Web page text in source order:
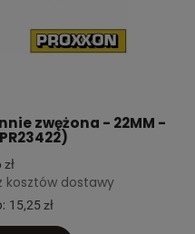
zwężona - 22MM -
kosztów dostawy
15,25 zł